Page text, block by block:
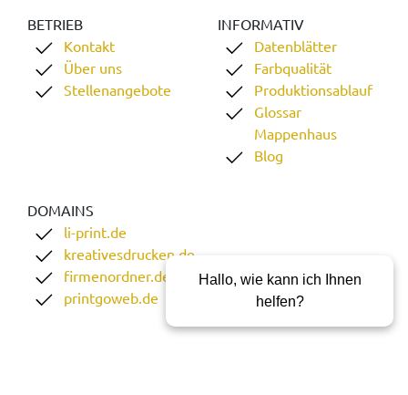
BETRIEB
Kontakt
Über uns
Stellenangebote
INFORMATIV
Datenblätter
Farbqualität
Produktionsablauf
Glossar
Mappenhaus
Blog
DOMAINS
li-print.de
kreativesdrucken.de
firmenordner.de
printgoweb.de
Hallo, wie kann ich Ihnen
helfen?